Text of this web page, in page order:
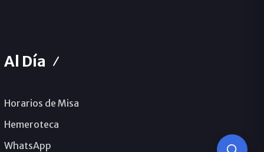
Al Día
Horarios de Misa
Hemeroteca
WhatsApp